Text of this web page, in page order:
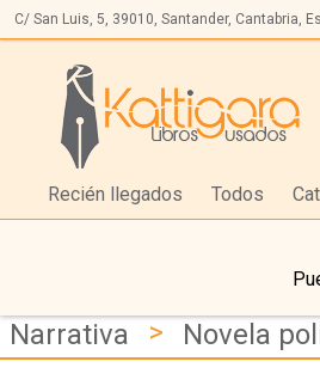
C/ San Luis, 5, 39010, Santander, Cantabria,
Recién llegados Todos
Narrativa > Novela